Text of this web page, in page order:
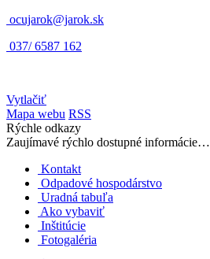
ocujarok@jarok.sk
037/ 6587 162
Vytlačiť
Mapa webu RSS
Rýchle odkazy
Zaujímavé rýchlo dostupné informácie…
Kontakt
Odpadové hospodárstvo
Uradná tabuľa
Ako vybaviť
Inštitúcie
Fotogaléria